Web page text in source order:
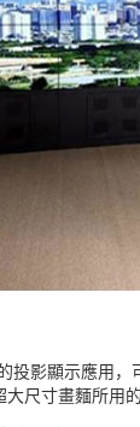
影顯示應用，
尺寸畫麵所用